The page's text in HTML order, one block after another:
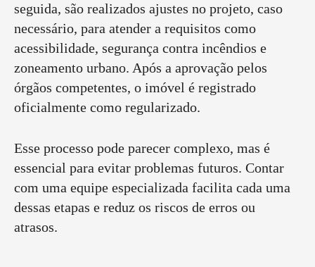
seguida, são realizados ajustes no projeto, caso
necessário, para atender a requisitos como
acessibilidade, segurança contra incêndios e
zoneamento urbano. Após a aprovação pelos
órgãos competentes, o imóvel é registrado
oficialmente como regularizado.
Esse processo pode parecer complexo, mas é
essencial para evitar problemas futuros. Contar
com uma equipe especializada facilita cada uma
dessas etapas e reduz os riscos de erros ou
atrasos.